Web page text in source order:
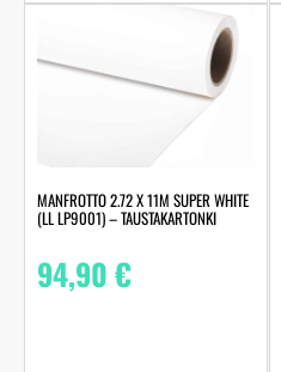
MANFROTTO 2.72 X 11M SUPER WHITE
(LL LP9001) – TAUSTAKARTONKI
94,90€